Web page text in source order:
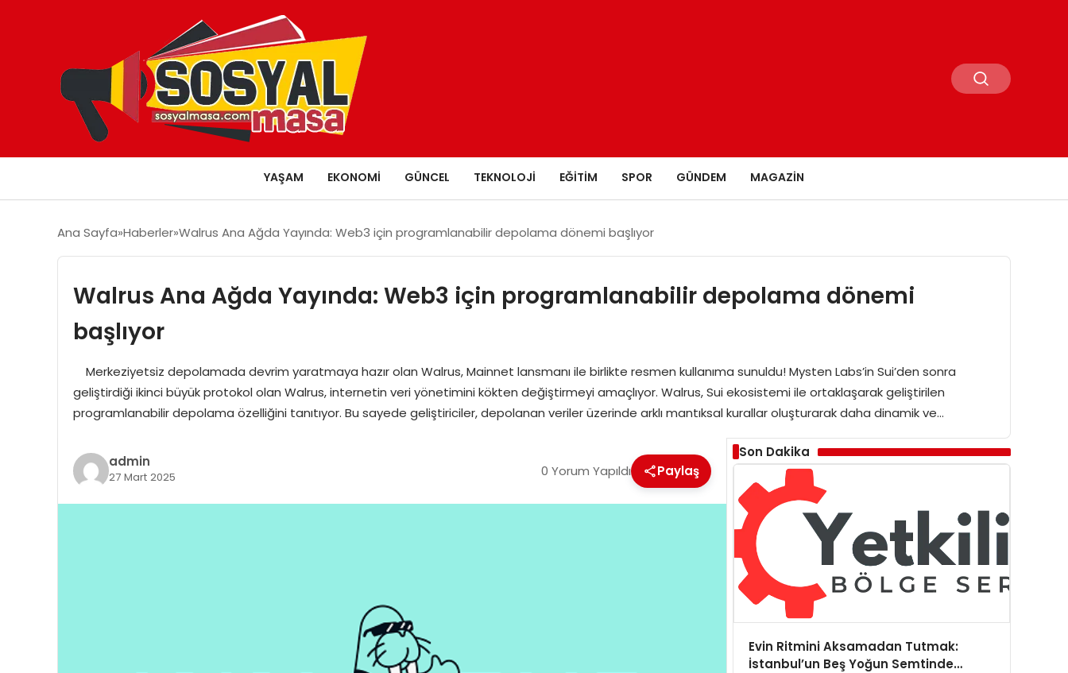
YAŞAM EKONOMI GÜNCEL TEKNOLOJI EĞITIM SPOR GÜNDEM MAGAZIN
Ana Sayfa Haberler Walrus Ana Ağda Yayında: Web3 için programlanabilir depolama dönemi başlıyor
Walrus Ana Ağda Yayında: Web3 için programlanabilir depolama dönemi
başlıyor
Merkeziyetsiz depolamada devrim yaratmaya hazır olan Walrus, Mainnet lansmanı ile birlikte resmen kullanıma sunuldu! Mysten Labs’in Sui’den sonra
geliştirdiği ikinci büyük protokol olan Walrus, internetin veri yönetimini kökten değiştirmeyi amaçlıyor. Walrus, Sui ekosistemi ile ortaklaşarak geliştirilen
programlanabilir depolama özelliğini tanıtıyor. Bu sayede geliştiriciler, depolanan veriler üzerinde arklı mantıksal kurallar oluşturarak daha dinamik ve…
admin
27 Mart 2025 0 Yorum Yapıldı Paylaş
Son Dakika
Evin Ritmini Aksamadan Tutmak:
İstanbul’un Beş Yoğun Semtinde